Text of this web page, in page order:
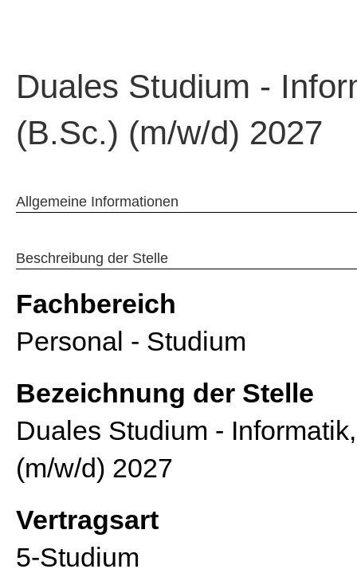
Duales Studium -
(B.Sc.) (m/w/d) 2027
Allgemeine Informationen
Beschreibung der Stelle
Fachbereich
Personal - Studium
Bezeichnung der Stelle
Duales Studium -
(m/w/d) 2027
Vertragsart
5-Studium